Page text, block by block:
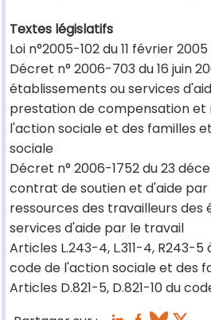
Textes législatifs
Loi n°2005-102 du 11 février 2005
Décret n° 2006-703 du 16 juin
établissements ou services
prestation de compensation et
l'action sociale et des familles
sociale
Décret n° 2006-1752 du 23
contrat de soutien et d'aide
ressources des travailleurs des
services d'aide par le travail
Articles L.243-4, L.311-4, R243-5
code de l'action sociale et des
Articles D.821-5, D.821-10 du